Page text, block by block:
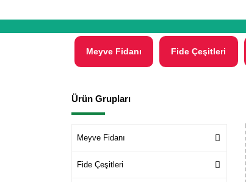
Meyve Fidanı Fide Çeşitleri
Ürün Grupları
Meyve Fidanı
Fide Çeşitleri